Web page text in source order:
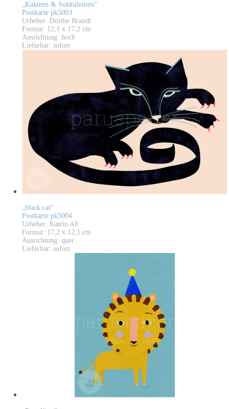
„Kakteen & Sukkulenten“
Postkarte pk5003
Urheber: Dörthe Brandt
Format: 12,1 x 17,2 cm
Ausrichtung: hoch
Lieferbar: sofort
„black cat“
Postkarte pk5004
Urheber: Katrin Alt
Format: 17,2 x 12,1 cm
Ausrichtung: quer
Lieferbar: sofort